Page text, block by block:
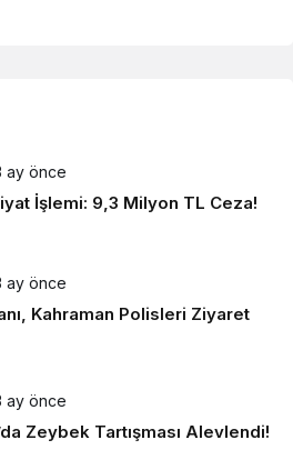
ay önce
İşlemi: 9,3 Milyon TL Ceza!
ay önce
Kahraman Polisleri Ziyaret
ay önce
Zeybek Tartışması Alevlendi!